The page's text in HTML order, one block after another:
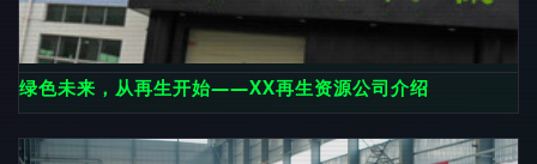
绿色未来，从再生开始——XX再生资源公司介绍